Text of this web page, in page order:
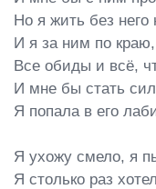
Но я жить без него
И я за ним по
Все обиды и всё,
И мне бы стать
Я попала в его
Я ухожу смело, я
Я столько раз